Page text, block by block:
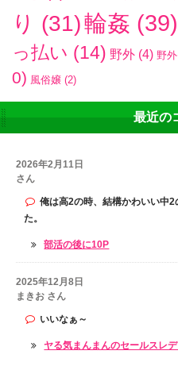
り (31)輪姦 (39)
っ払い (14) 野外 (4) 野
0) 風俗嬢 (2)
最近の
2026年2月11日
さん
俺は高2の時、結構かわいい中
た。
部活の後に10P
2025年12月8日
まきお さん
いいなぁ～
ヤる気まんまんのセールスレ